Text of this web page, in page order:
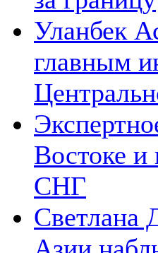
Уланбек
главным
Востоке
СНГ
Светлана